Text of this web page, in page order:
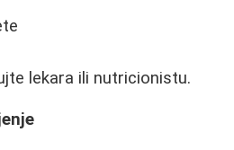
lekara ili nutricionistu.